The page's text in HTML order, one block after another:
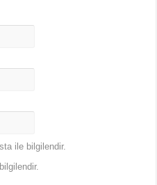
ile bilgilendir.